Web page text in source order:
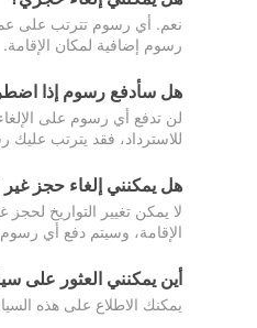
نعم. أي رسوم تترتب على
رسوم إضافية لمكان الإقامة.
هل سأدفع رسوم إذا
لن تدفع أي رسوم على
للاسترداد، فقد يترتب عليك
هل يمكنني إلغاء حجز غير
لا يمكن تغيير التواريخ
الإقامة، وسيتم دفع أي
أين يمكنني العثور على
يمكنك الاطلاع على هذه